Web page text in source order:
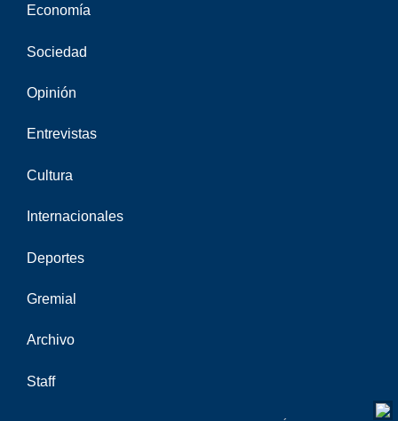
Economía
Sociedad
Opinión
Entrevistas
Cultura
Internacionales
Deportes
Gremial
Archivo
Staff